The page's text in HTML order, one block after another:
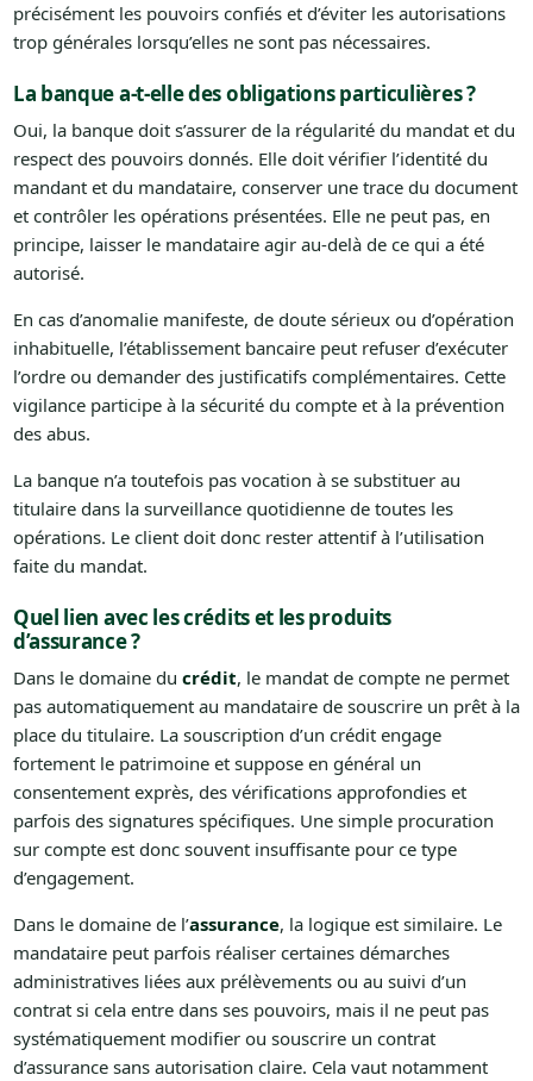
précisément les pouvoirs confiés et d’éviter les autorisations
trop générales lorsqu’elles ne sont pas nécessaires.
La banque a-t-elle des obligations particulières ?
Oui, la banque doit s’assurer de la régularité du mandat et du
respect des pouvoirs donnés. Elle doit vérifier l’identité du
mandant et du mandataire, conserver une trace du document
et contrôler les opérations présentées. Elle ne peut pas, en
principe, laisser le mandataire agir au-delà de ce qui a été
autorisé.
En cas d’anomalie manifeste, de doute sérieux ou d’opération
inhabituelle, l’établissement bancaire peut refuser d’exécuter
l’ordre ou demander des justificatifs complémentaires. Cette
vigilance participe à la sécurité du compte et à la prévention
des abus.
La banque n’a toutefois pas vocation à se substituer au
titulaire dans la surveillance quotidienne de toutes les
opérations. Le client doit donc rester attentif à l’utilisation
faite du mandat.
Quel lien avec les crédits et les produits
d’assurance ?
Dans le domaine du crédit, le mandat de compte ne permet
pas automatiquement au mandataire de souscrire un prêt à la
place du titulaire. La souscription d’un crédit engage
fortement le patrimoine et suppose en général un
consentement exprès, des vérifications approfondies et
parfois des signatures spécifiques. Une simple procuration
sur compte est donc souvent insuffisante pour ce type
d’engagement.
Dans le domaine de l’assurance, la logique est similaire. Le
mandataire peut parfois réaliser certaines démarches
administratives liées aux prélèvements ou au suivi d’un
contrat si cela entre dans ses pouvoirs, mais il ne peut pas
systématiquement modifier ou souscrire un contrat
d’assurance sans autorisation claire. Cela vaut notamment